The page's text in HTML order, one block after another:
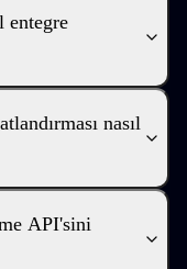
entegre
nasıl
API'sini